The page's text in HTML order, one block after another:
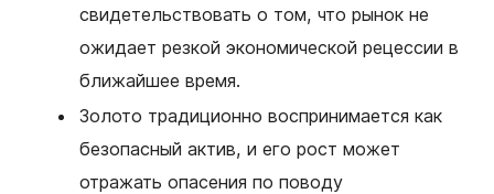
свидетельствовать о том, что рынок не
ожидает резкой экономической рецессии в
ближайшее время.
Золото традиционно воспринимается как
безопасный актив, и его рост может
отражать опасения по поводу